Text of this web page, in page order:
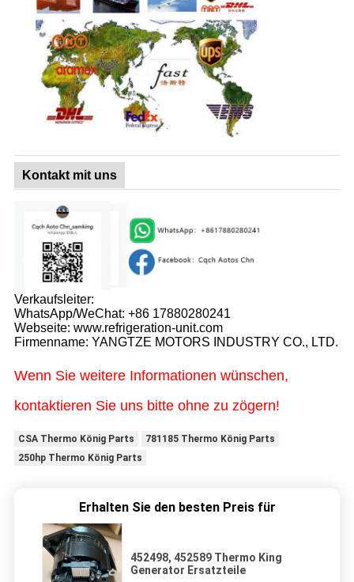
Kontakt mit uns
Verkaufsleiter:
WhatsApp/WeChat: +86 17880280241
Webseite: www.refrigeration-unit.com
Firmenname: YANGTZE MOTORS INDUSTRY CO., LTD.
Wenn Sie weitere Informationen wünschen,
kontaktieren Sie uns bitte ohne zu zögern!
CSA Thermo König Parts
781185 Thermo König Parts
250hp Thermo König Parts
Erhalten Sie den besten Preis für
452498, 452589 Thermo King
Generator Ersatzteile